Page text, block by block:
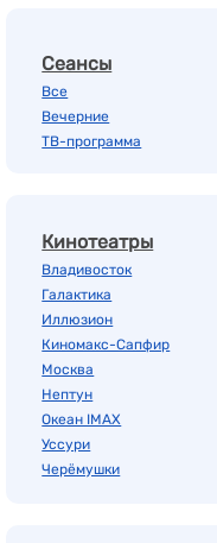
Сеансы
Все
Вечерние
ТВ-программа
Кинотеатры
Владивосток
Галактика
Иллюзион
Киномакс-Сапфир
Москва
Нептун
Океан IMAX
Уссури
Черёмушки